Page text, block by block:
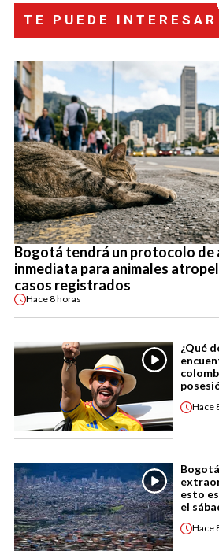
TE PUEDE INTERESAR
Bogotá tendrá un protocolo de
inmediata para animales
casos registrados
Hace8 horas
¿Qué
Hace
esto
el
Hace